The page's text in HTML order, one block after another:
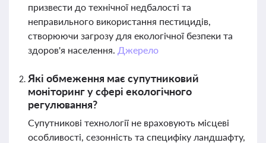
призвести до технічної недбалості та
неправильного використання пестицидів,
створюючи загрозу для екологічної безпеки та
здоров'я населення. Джерело
Які обмеження має супутниковий
моніторинг у сфері екологічного
регулювання?
Супутникові технології не враховують місцеві
особливості, сезонність та специфіку ландшафту,